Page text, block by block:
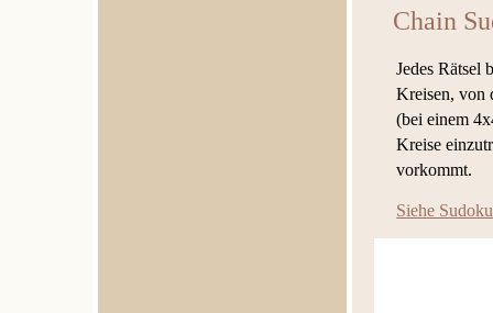
Chain
Jedes Rätsel
Kreisen, von
(bei einem
Kreise
vorkommt.
Siehe